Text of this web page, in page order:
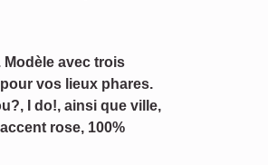
avec trois
vos lieux phares.
I do!, ainsi que ville,
rose, 100%